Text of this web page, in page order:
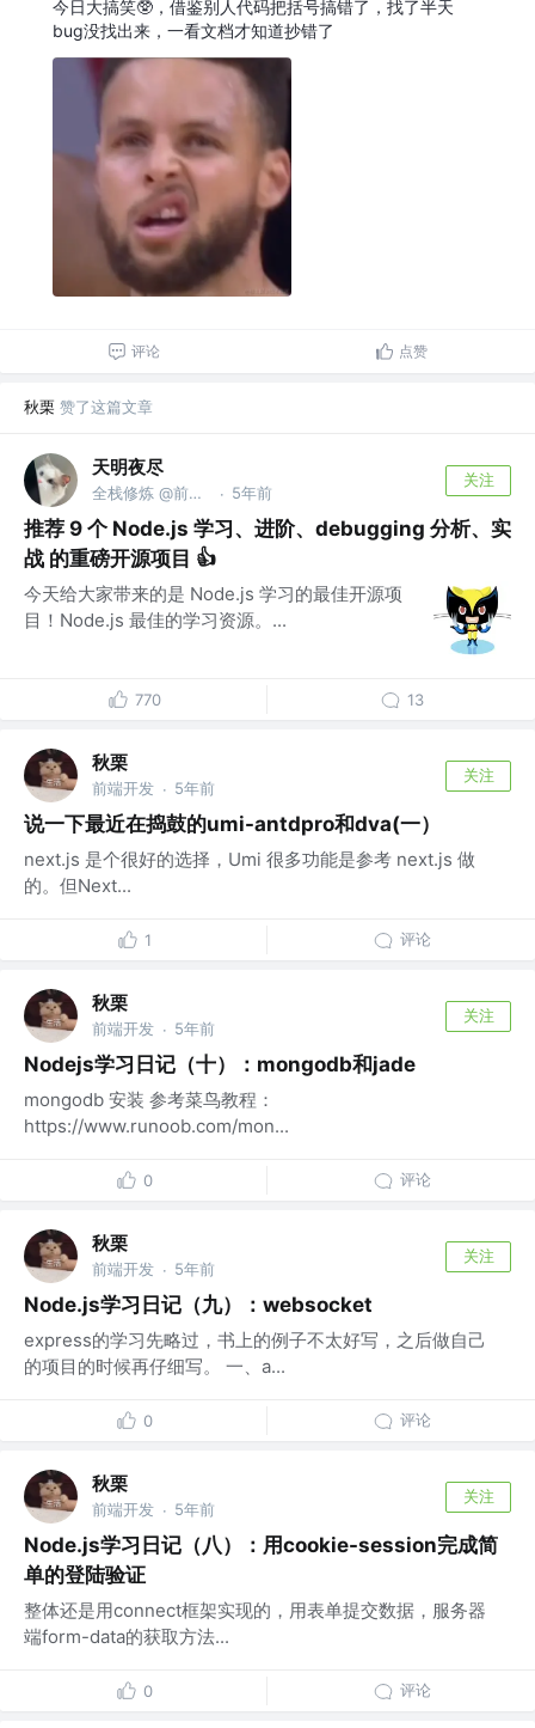
今日大搞笑🥸，借鉴别人代码把括号搞错了，找了半天
bug没找出来，一看文档才知道抄错了
评论 点赞
秋栗 赞了这篇文章
天明夜尽
全栈修炼 @前端GitHub · 5年前
关注
推荐 9 个 Node.js 学习、进阶、debugging 分析、实
战 的重磅开源项目 👍
今天给大家带来的是 Node.js 学习的最佳开源项
目！Node.js 最佳的学习资源。...
770 13
秋栗
前端开发 · 5年前
关注
说一下最近在捣鼓的umi-antdpro和dva(一）
next.js 是个很好的选择，Umi 很多功能是参考 next.js 做
的。但Next...
1 评论
秋栗
前端开发 · 5年前
关注
Nodejs学习日记（十）：mongodb和jade
mongodb 安装 参考菜鸟教程：
https://www.runoob.com/mon...
0 评论
秋栗
前端开发 · 5年前
关注
Node.js学习日记（九）：websocket
express的学习先略过，书上的例子不太好写，之后做自己
的项目的时候再仔细写。 一、a...
0 评论
秋栗
前端开发 · 5年前
关注
Node.js学习日记（八）：用cookie-session完成简
单的登陆验证
整体还是用connect框架实现的，用表单提交数据，服务器
端form-data的获取方法...
0 评论